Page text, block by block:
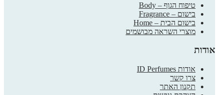
טיפוח הגוף – Body
בישום – Fragrance
בישום הבית – Home
מוצרי השראה מבושמים
אודות
אודות ID Perfumes
צרו קשר
תקנון האתר